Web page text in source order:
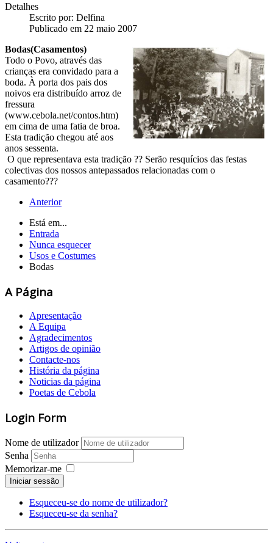
Detalhes
Escrito por: Delfina
Publicado em 22 maio 2007
Bodas(Casamentos)
Todo o Povo, através das
crianças era convidado para a
boda. À porta dos pais dos
noivos era distribuído arroz de
fressura
(www.cebola.net/contos.htm)
em cima de uma fatia de broa.
Esta tradição chegou até aos
anos sessenta.
O que representava esta tradição ?? Serão resquícios das festas
colectivas dos nossos antepassados relacionadas com o
casamento???
Anterior
Está em...
Entrada
Nunca esquecer
Usos e Costumes
Bodas
A Página
Apresentação
A Equipa
Agradecimentos
Artigos de opinião
Contacte-nos
História da página
Noticias da página
Poetas de Cebola
Login Form
Nome de utilizador
Senha
Memorizar-me
Iniciar sessão
Esqueceu-se do nome de utilizador?
Esqueceu-se da senha?